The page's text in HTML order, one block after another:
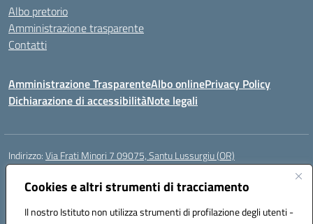
Cookies e altri strumenti di tracciamento
Il nostro Istituto non utilizza strumenti di profilazione degli utenti -
Albo pretorio
Amministrazione trasparente
Contatti
Amministrazione TrasparenteAlbo onlinePrivacy Policy
Dichiarazione di accessibilitàNote legali
Indirizzo:Via Frati Minori 7 09075, Santu Lussurgiu (OR)
Centralino:
Posta elettronica certificata (PEC):oric80600g@pec.istruzione.it
Codice fiscale: 90027780957